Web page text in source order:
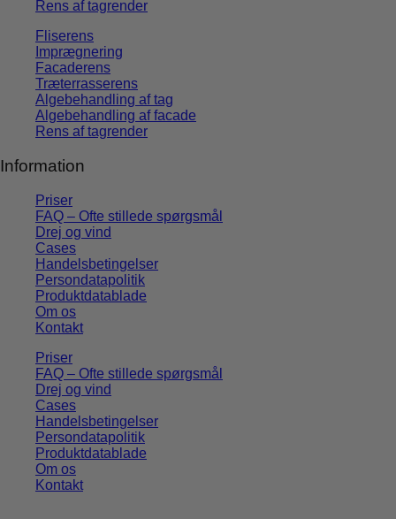
Rens af tagrender
Fliserens
Imprægnering
Facaderens
Træterrasserens
Algebehandling af tag
Algebehandling af facade
Rens af tagrender
Information
Priser
FAQ – Ofte stillede spørgsmål
Drej og vind
Cases
Handelsbetingelser
Persondatapolitik
Produktdatablade
Om os
Kontakt
Priser
FAQ – Ofte stillede spørgsmål
Drej og vind
Cases
Handelsbetingelser
Persondatapolitik
Produktdatablade
Om os
Kontakt